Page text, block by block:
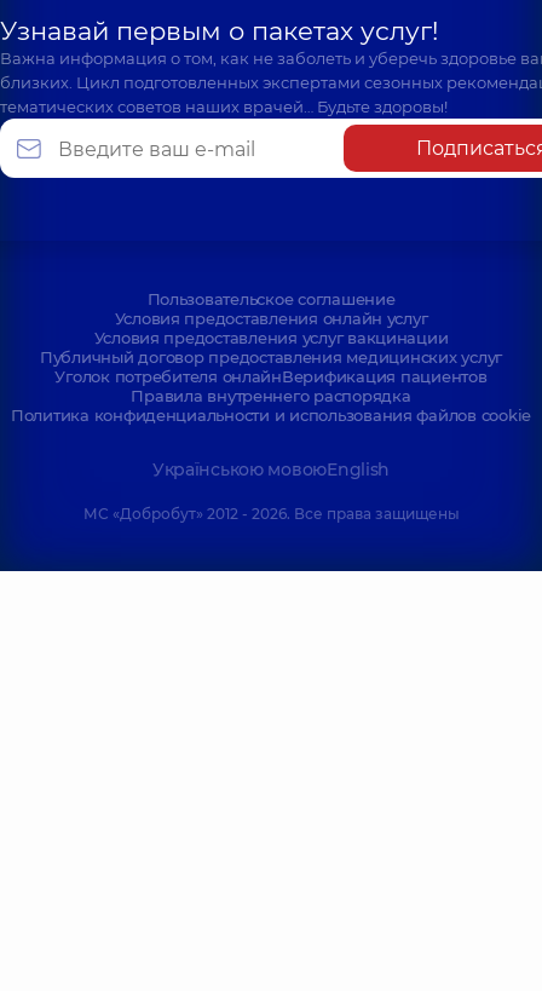
Узнавай первым о пакетах услуг!
Важна информация о том, как не заболеть и уберечь здоровье
близких. Цикл подготовленных экспертами сезонных
тематических советов наших врачей… Будьте здоровы!
Пользовательское соглашение
Условия предоставления онлайн услуг
Условия предоставления услуг вакцинации
Публичный договор предоставления медицинских услуг
Уголок потребителя онлайнВерификация пациентов
Правила внутреннего распорядка
Политика конфиденциальности и использования файлов cookie
Українською мовоюEnglish
МС «Добробут» 2012 - 2026. Все права защищены